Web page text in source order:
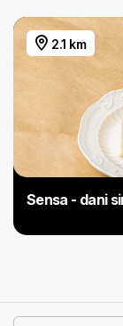
2.1 km
Sensa - dani